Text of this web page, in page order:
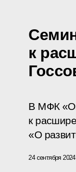
к
В МФК
к
«О
24 сентября